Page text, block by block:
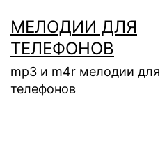
содержимому
МЕЛОДИИ ДЛЯ
ТЕЛЕФОНОВ
mp3 и m4r мелодии для
телефонов